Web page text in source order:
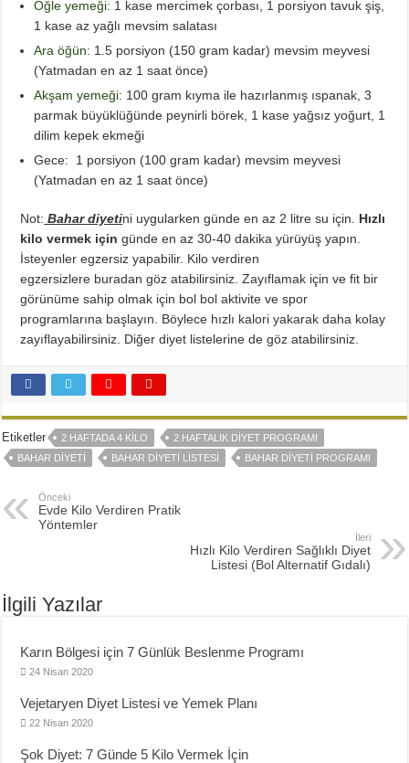
Öğle yemeği: 1 kase mercimek çorbası, 1 porsiyon tavuk şiş,
1 kase az yağlı mevsim salatası
Ara öğün: 1.5 porsiyon (150 gram kadar) mevsim meyvesi
(Yatmadan en az 1 saat önce)
Akşam yemeği: 100 gram kıyma ile hazırlanmış ıspanak, 3
parmak büyüklüğünde peynirli börek, 1 kase yağsız yoğurt, 1
dilim kepek ekmeği
Gece: 1 porsiyon (100 gram kadar) mevsim meyvesi
(Yatmadan en az 1 saat önce)
Not: Bahar diyetini uygularken günde en az 2 litre su için. Hızlı
kilo vermek içingünde en az 30-40 dakika yürüyüş yapın.
İsteyenler egzersiz yapabilir. Kilo verdiren
egzersizlere buradan göz atabilirsiniz. Zayıflamak için ve fit bir
görünüme sahip olmak için bol bol aktivite ve spor
programlarına başlayın. Böylece hızlı kalori yakarak daha kolay
zayıflayabilirsiniz. Diğer diyet listelerine de göz atabilirsiniz.
Etiketler 2 HAFTADA 4 KILO
2 HAFTALIK DIYET PROGRAMI
BAHAR DIYETI
BAHAR DIYETI LISTESI BAHAR DIYETI PROGRAMI
Önceki
Evde Kilo Verdiren Pratik
Yöntemler
İleri
Hızlı Kilo Verdiren Sağlıklı Diyet
Listesi (Bol Alternatif Gıdalı)
İlgili Yazılar
Karın Bölgesi için 7 Günlük Beslenme Programı
24 Nisan 2020
Vejetaryen Diyet Listesi ve Yemek Planı
22 Nisan 2020
Şok Diyet: 7 Günde 5 Kilo Vermek İçin